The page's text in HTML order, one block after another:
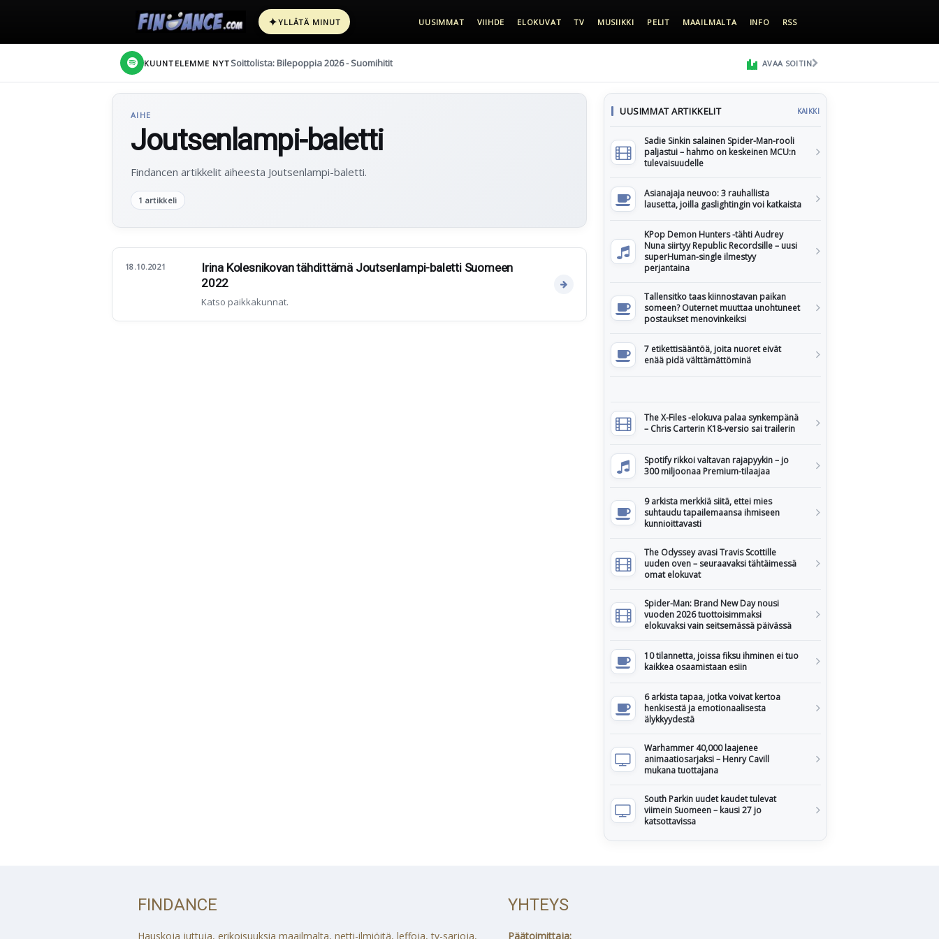
✦YLLÄTÄ MINUT UUSIMMAT VIIHDE ELOKUVAT TV MUSIIKKI PELIT MAAILMALTA INFO RSS
KUUNTELEMME NYT Soittolista: Bilepoppia 2026 - Suomihitit AVAA SOITIN
AIHE
Joutsenlampi-baletti
Findancen artikkelit aiheesta Joutsenlampi-baletti.
1 artikkeli
18.10.2021
Irina Kolesnikovan tähdittämä Joutsenlampi-baletti Suomeen
2022
Katso paikkakunnat.
UUSIMMAT ARTIKKELIT KAIKKI
Sadie Sinkin salainen Spider-Man-rooli
paljastui – hahmo on keskeinen MCU:n
tulevaisuudelle
Asianajaja neuvoo: 3 rauhallista
lausetta, joilla gaslightingin voi katkaista
KPop Demon Hunters -tähti Audrey
Nuna siirtyy Republic Recordsille – uusi
superHuman-single ilmestyy
perjantaina
Tallensitko taas kiinnostavan paikan
someen? Outernet muuttaa unohtuneet
postaukset menovinkeiksi
7 etikettisääntöä, joita nuoret eivät
enää pidä välttämättöminä
The X-Files -elokuva palaa synkempänä
– Chris Carterin K18-versio sai trailerin
Spotify rikkoi valtavan rajapyykin – jo
300 miljoonaa Premium-tilaajaa
9 arkista merkkiä siitä, ettei mies
suhtaudu tapailemaansa ihmiseen
kunnioittavasti
The Odyssey avasi Travis Scottille
uuden oven – seuraavaksi tähtäimessä
omat elokuvat
Spider-Man: Brand New Day nousi
vuoden 2026 tuottoisimmaksi
elokuvaksi vain seitsemässä päivässä
10 tilannetta, joissa fiksu ihminen ei tuo
kaikkea osaamistaan esiin
6 arkista tapaa, jotka voivat kertoa
henkisestä ja emotionaalisesta
älykkyydestä
Warhammer 40,000 laajenee
animaatiosarjaksi – Henry Cavill
mukana tuottajana
South Parkin uudet kaudet tulevat
viimein Suomeen – kausi 27 jo
katsottavissa
FINDANCE
Hauskoja juttuja, erikoisuuksia maailmalta, netti-ilmiöitä, leffoja, tv-sarjoja,
YHTEYS
Päätoimittaja: